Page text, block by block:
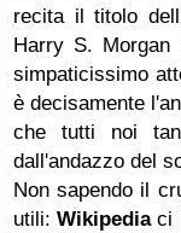
recita il titolo
Harry S. Morgan
simpaticissimo
è decisamente
che tutti noi
dall'andazzo del
Non sapendo il
utili:Wikipediaci